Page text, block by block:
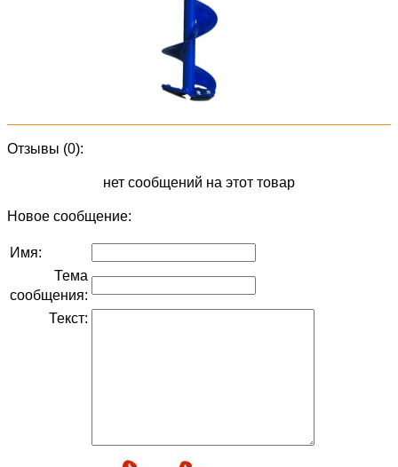
Отзывы (0):
нет сообщений на этот товар
Новое сообщение:
Имя:
Тема
сообщения:
Текст: